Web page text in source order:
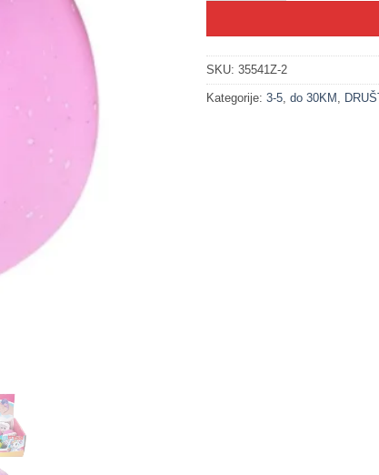
SKU: 35541Z-2
Kategorije: 3-5 do 30KM